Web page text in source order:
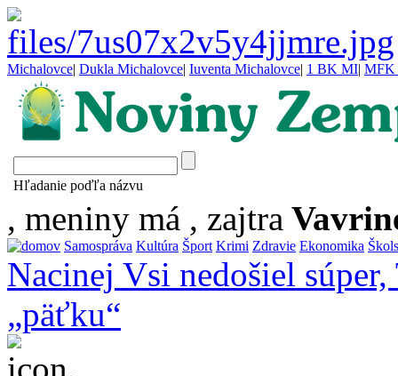
Michalovce| Dukla Michalovce| Iuventa Michalovce| 1 BK MI| MFK
Hľadanie poďľa názvu
, meniny má , zajtra
Samospráva Kultúra Šport Krimi Zdravie Ekonomika
Nacinej Vsi nedošiel
„päťku“